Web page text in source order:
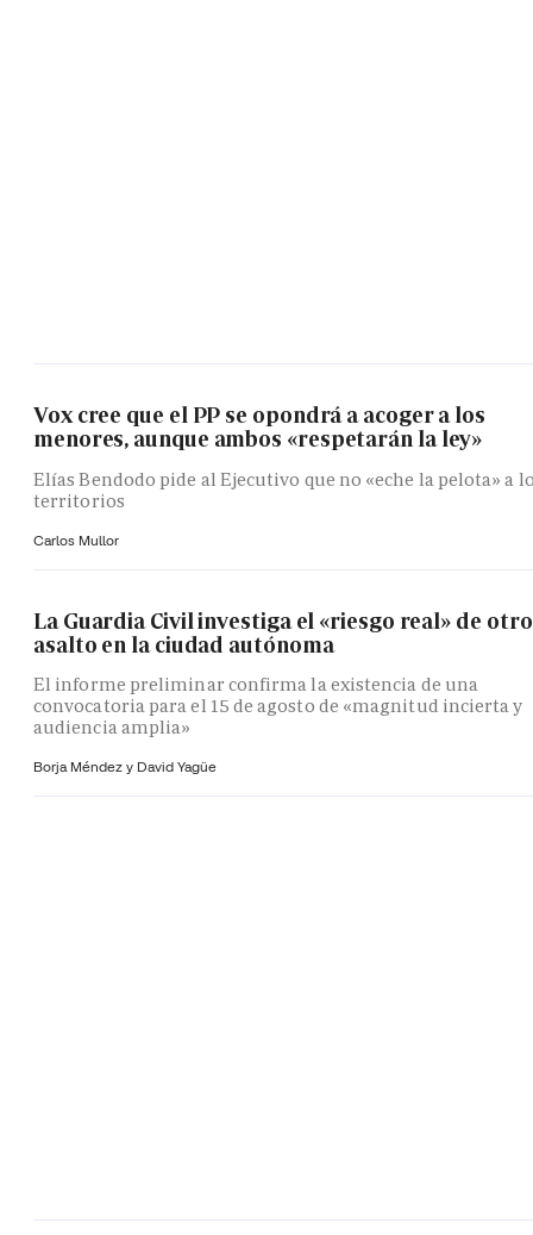
Vox cree que el PP se opondrá a acoger a los
menores, aunque ambos «respetarán la ley»
Elías Bendodo pide al Ejecutivo que no «eche la pelota» a
territorios
Carlos Mullor
La Guardia Civil investiga el «riesgo real» de otro
asalto en la ciudad autónoma
El informe preliminar confirma la existencia de una
convocatoria para el 15 de agosto de «magnitud incierta y
audiencia amplia»
Borja Méndez y David Yagüe